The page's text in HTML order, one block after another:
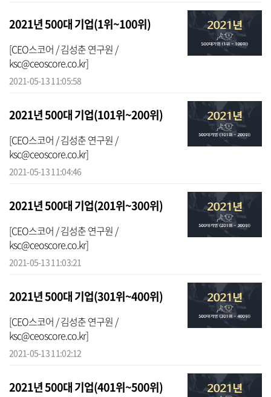
2021년 500대 기업(1위~100위)
[CEO스코어 / 김성춘 연구원 /
ksc@ceoscore.co.kr]
2021-05-13 11:05:58
2021년 500대 기업(101위~200위)
[CEO스코어 / 김성춘 연구원 /
ksc@ceoscore.co.kr]
2021-05-13 11:04:46
2021년 500대 기업(201위~300위)
[CEO스코어 / 김성춘 연구원 /
ksc@ceoscore.co.kr]
2021-05-13 11:03:21
2021년 500대 기업(301위~400위)
[CEO스코어 / 김성춘 연구원 /
ksc@ceoscore.co.kr]
2021-05-13 11:02:12
2021년 500대 기업(401위~500위)